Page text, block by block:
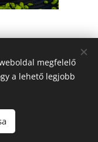
írások, fotók, stb.)
törvény
kérjen engedélyt!
megfelelő
a lehető legjobb